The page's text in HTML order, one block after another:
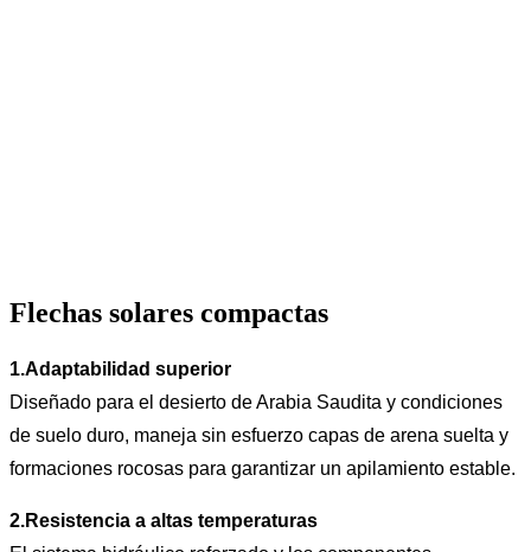
Flechas solares compactas
1.Adaptabilidad superior
Diseñado para el desierto de Arabia Saudita y condiciones
de suelo duro, maneja sin esfuerzo capas de arena suelta y
formaciones rocosas para garantizar un apilamiento estable.
2.Resistencia a altas temperaturas